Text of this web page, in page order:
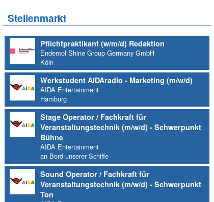
Stellenmarkt
Pflichtpraktikant (w/m/d) Redaktion
Endemol Shine Group Germany GmbH
Köln
Werkstudent AIDAradio - Marketing (m/w/d)
AIDA Entertainment
Hamburg
Stage Operator / Fachkraft für
Veranstaltungstechnik (m/w/d) - Schwerpunkt
Bühne
AIDA Entertainment
an Bord unserer Schiffe
Sound Operator / Fachkraft für
Veranstaltungstechnik (m/w/d) - Schwerpunkt
Ton